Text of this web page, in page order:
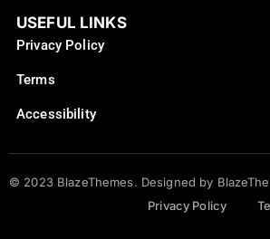
USEFUL LINKS
Privacy Policy
Terms
Accessibility
© 2023 BlazeThemes. Designed by
Privacy Policy